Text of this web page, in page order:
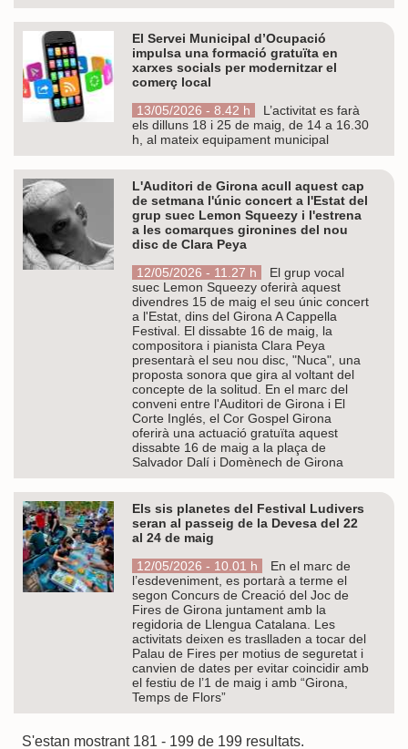
El Servei Municipal d’Ocupació
impulsa una formació gratuïta en
xarxes socials per modernitzar el
comerç local
13/05/2026 - 8.42 h
L’activitat es farà
els dilluns 18 i 25 de maig, de 14 a 16.30
h, al mateix equipament municipal
L'Auditori de Girona acull aquest cap
de setmana l'únic concert a l'Estat del
grup suec Lemon Squeezy i l'estrena
a les comarques gironines del nou
disc de Clara Peya
12/05/2026 - 11.27 h
El grup vocal
suec Lemon Squeezy oferirà aquest
divendres 15 de maig el seu únic concert
a l'Estat, dins del Girona A Cappella
Festival. El dissabte 16 de maig, la
compositora i pianista Clara Peya
presentarà el seu nou disc, "Nuca", una
proposta sonora que gira al voltant del
concepte de la solitud. En el marc del
conveni entre l'Auditori de Girona i El
Corte Inglés, el Cor Gospel Girona
oferirà una actuació gratuïta aquest
dissabte 16 de maig a la plaça de
Salvador Dalí i Domènech de Girona
Els sis planetes del Festival Ludivers
seran al passeig de la Devesa del 22
al 24 de maig
12/05/2026 - 10.01 h
En el marc de
l’esdeveniment, es portarà a terme el
segon Concurs de Creació del Joc de
Fires de Girona juntament amb la
regidoria de Llengua Catalana. Les
activitats deixen es traslladen a tocar del
Palau de Fires per motius de seguretat i
canvien de dates per evitar coincidir amb
el festiu de l’1 de maig i amb “Girona,
Temps de Flors”
S'estan mostrant 181 - 199 de 199 resultats.